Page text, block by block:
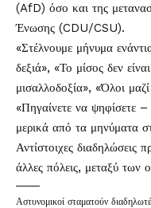
(AfD) όσο και της
Ένωσης (CDU/CSU).
«Στέλνουμε μήνυμα
δεξιά», «Το μίσος δεν
μισαλλοδοξία», «Όλοι
«Πηγαίνετε να ψηφίσετε
μερικά από τα μηνύματα
Αντίστοιχες διαδηλώσεις
άλλες πόλεις, μεταξύ των
Αστυνομικοί σταματούν